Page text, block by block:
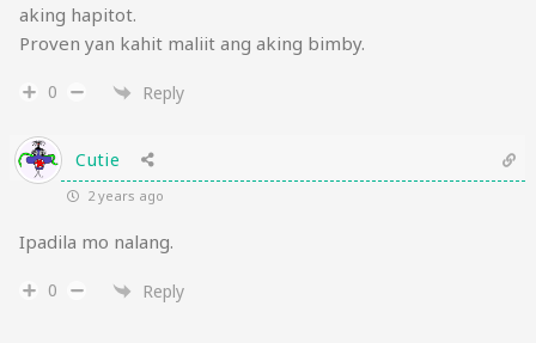
aking hapitot.
Proven yan kahit maliit ang aking bimby.
0 Reply
Cutie
2 years ago
Ipadila mo nalang.
0 Reply